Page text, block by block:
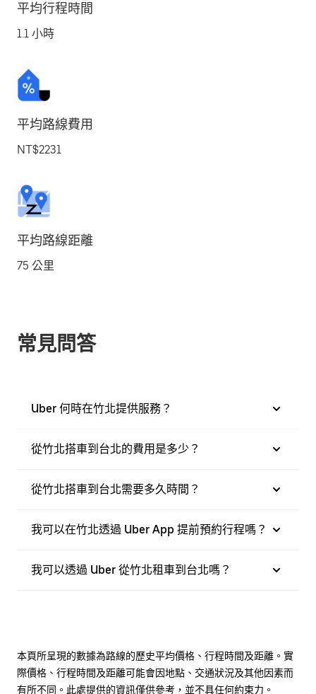
平均行程時間
1.1 小時
平均路線費用
NT$2231
平均路線距離
75 公里
常見問答
Uber 何時在竹北提供服務？
從竹北搭車到台北的費用是多少？
從竹北搭車到台北需要多久時間？
我可以在竹北透過 Uber App 提前預約行程嗎？
我可以透過 Uber 從竹北租車到台北嗎？
本頁所呈現的數據為路線的歷史平均價格、行程時間及距離。實
際價格、行程時間及距離可能會因地點、交通狀況及其他因素而
有所不同。此處提供的資訊僅供參考，並不具任何約束力。